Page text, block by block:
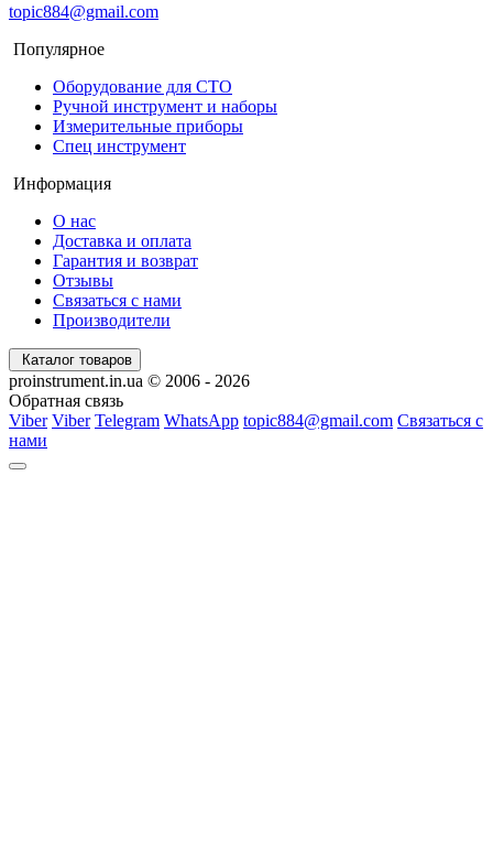
topic884@gmail.com
Популярное
Оборудование для СТО
Ручной инструмент и наборы
Измерительные приборы
Спец инструмент
Информация
О нас
Доставка и оплата
Гарантия и возврат
Отзывы
Связаться с нами
Производители
Каталог товаров
proinstrument.in.ua © 2006 - 2026
Обратная связь
Viber Viber Telegram WhatsApp topic884@gmail.com Связаться с
нами